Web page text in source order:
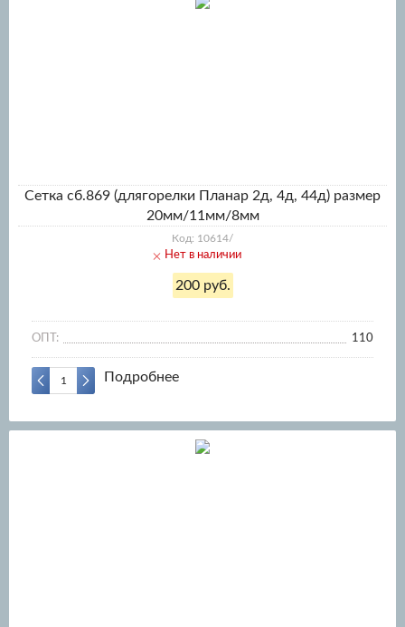
Сетка сб.869 (длягорелки Планар 2д, 4д, 44д) размер
20мм/11мм/8мм
Код: 10614/
Нет в наличии
200 руб.
ОПТ: 110
Подробнее